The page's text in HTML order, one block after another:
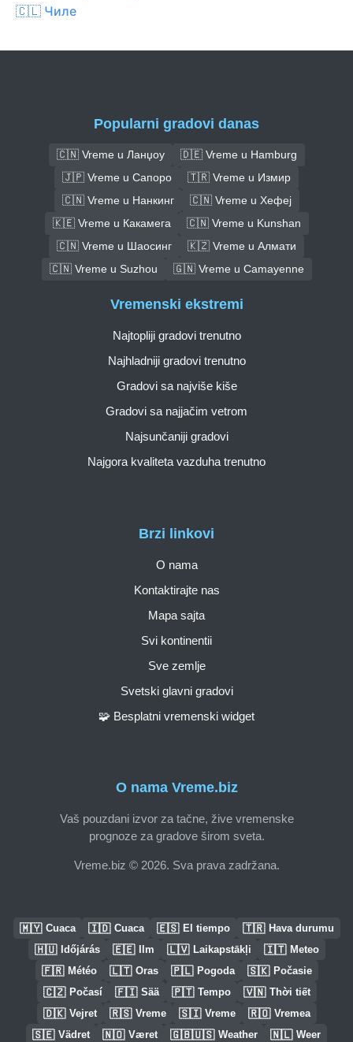
🇨🇱 Чиле
Popularni gradovi danas
🇨🇳 Vreme u Ланџоу
🇩🇪 Vreme u Hamburg
🇯🇵 Vreme u Сапоро
🇹🇷 Vreme u Измир
🇨🇳 Vreme u Нанкинг
🇨🇳 Vreme u Хефеј
🇰🇪 Vreme u Какамега
🇨🇳 Vreme u Kunshan
🇨🇳 Vreme u Шаосинг
🇰🇿 Vreme u Алмати
🇨🇳 Vreme u Suzhou
🇬🇳 Vreme u Camayenne
O nama Vreme.biz
Vaš pouzdani izvor za tačne, žive vremenske
prognoze za gradove širom sveta.
Vreme.biz © 2026. Sva prava zadržana.
Brzi linkovi
O nama
Kontaktirajte nas
Mapa sajta
Svi kontinentii
Sve zemlje
Svetski glavni gradovi
🧩 Besplatni vremenski widget
Vremenski ekstremi
Najtopliji gradovi trenutno
Najhladniji gradovi trenutno
Gradovi sa najviše kiše
Gradovi sa najjačim vetrom
Najsunčaniji gradovi
Najgora kvaliteta vazduha trenutno
🇲🇾 Cuaca 🇮🇩 Cuaca 🇪🇸 El tiempo 🇹🇷 Hava durumu
🇭🇺 Időjárás 🇪🇪 Ilm 🇱🇻 Laikapstākļi 🇮🇹 Meteo
🇫🇷 Météo 🇱🇹 Oras 🇵🇱 Pogoda 🇸🇰 Počasie
🇨🇿 Počasí 🇫🇮 Sää 🇵🇹 Tempo 🇻🇳 Thời tiết
🇩🇰 Vejret 🇷🇸 Vreme 🇸🇮 Vreme 🇷🇴 Vremea
🇸🇪 Vädret 🇳🇴 Været 🇬🇧🇺🇸 Weather 🇳🇱 Weer